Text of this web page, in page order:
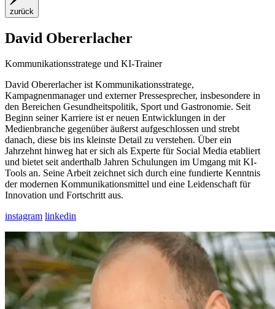
zurück
David Obererlacher
Kommunikationsstratege und KI-Trainer
David Obererlacher ist Kommunikationsstratege,
Kampagnenmanager und externer Pressesprecher, insbesondere in
den Bereichen Gesundheitspolitik, Sport und Gastronomie. Seit
Beginn seiner Karriere ist er neuen Entwicklungen in der
Medienbranche gegenüber äußerst aufgeschlossen und strebt
danach, diese bis ins kleinste Detail zu verstehen. Über ein
Jahrzehnt hinweg hat er sich als Experte für Social Media etabliert
und bietet seit anderthalb Jahren Schulungen im Umgang mit KI-
Tools an. Seine Arbeit zeichnet sich durch eine fundierte Kenntnis
der modernen Kommunikationsmittel und eine Leidenschaft für
Innovation und Fortschritt aus.
instagram linkedin